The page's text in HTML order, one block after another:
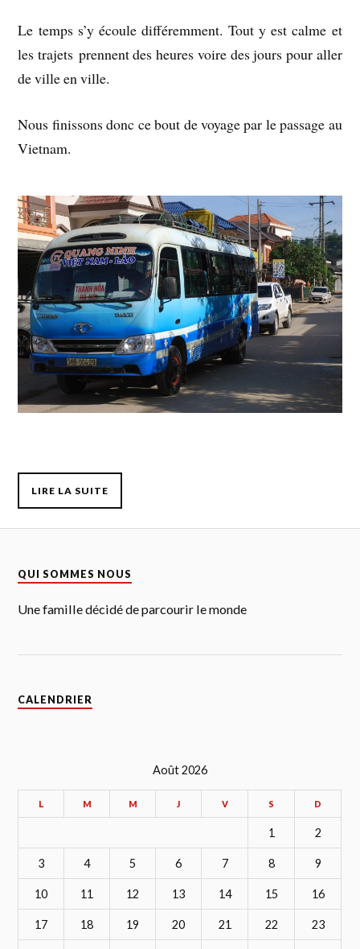
Le temps s’y écoule différemment. Tout y est calme et
les trajets prennent des heures voire des jours pour aller
de ville en ville.
Nous finissons donc ce bout de voyage par le passage au
Vietnam.
LIRE LA SUITE
QUI SOMMES NOUS
Une famille décidé de parcourir le monde
CALENDRIER
Août 2026
L M M J V S D
1 2
3 4 5 6 7 8 9
10 11 12 13 14 15 16
17 18 19 20 21 22 23